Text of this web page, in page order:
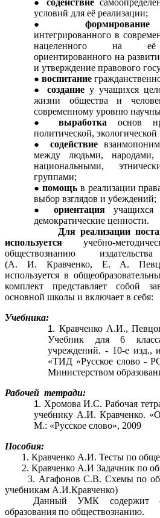
содействие
условий для её реализации;
формирование
интегрированного в
нацеленного на её
ориентированного на
и утверждение правового
воспитание
созданиеу учащихся
жизни общества и
современному уровню
выработка основ
политической, экологической
содействие
между людьми, народами,
национальными,
группами;
помощь в реализации
выбор взглядов и убеждений;
ориентация учащихся
демократические ценности.
Для реализации
используетсяучебно-
обществознанию
(А. И. Кравченко, Е. А.
используется в
комплект представляет собой
основной школы и включает в себя:
Учебника:
Кравченко А.И.,
Учебник для 6 класса
учреждений. - 10-е
«ТИД «Русское слово -
Министерством
Рабочей тетради:
Хромова И.С. Рабочая
учебнику А.И. Кравченко.
М.: «Русское слово», 2009
Пособия:
1. Кравченко А.И. Тесты по
2. Кравченко А.И Задачник по
3. Агафонов С.В. Схемы по
учебникам А.И.Кравченко)
Данный УМК содержит
образования по обществознанию.